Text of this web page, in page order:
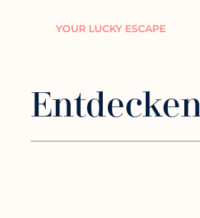
YOUR LUCKY ESCAPE
Entdecken